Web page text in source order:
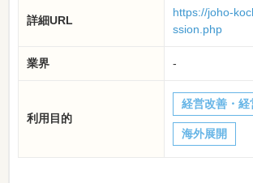
詳細URL
https://joho-
ssion.php
業界 -
利用目的
経営改善・経
海外展開